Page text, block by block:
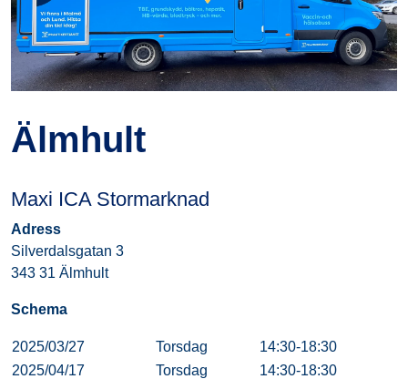
Älmhult
Maxi ICA Stormarknad
Adress
Silverdalsgatan 3
343 31 Älmhult
Schema
2025/03/27 Torsdag
14:30-18:30
2025/04/17
Torsdag
14:30-18:30